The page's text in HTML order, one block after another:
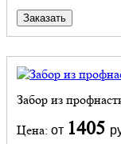
Заказать
Забор из
Цена: от 1405